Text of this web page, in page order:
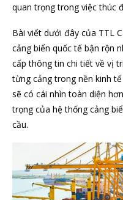
quan trọng trong việc thúc
Bài viết dưới đây của TTL
cảng biển quốc tế bận rộn
cấp thông tin chi tiết về vị
từng cảng trong nền kinh
sẽ có cái nhìn toàn diện
trọng của hệ thống cảng
cầu.